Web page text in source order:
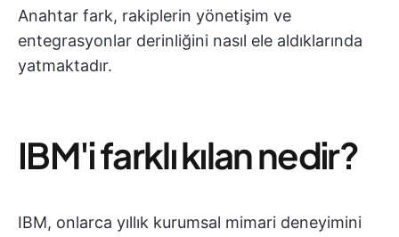
Anahtar fark, rakiplerin yönetişim ve
entegrasyonlar derinliğini nasıl ele aldıklarında
yatmaktadır.
IBM'i farklı kılan nedir?
IBM, onlarca yıllık kurumsal mimari deneyimini